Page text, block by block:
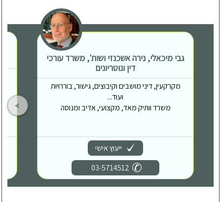
גבי מיכאלי, נירה אשכנזי ושות', משרד עורכי
דין ונוטריונים
מקרקעין, דיני מושבים וקיבוצים, גישור, בוררויות
ועוד...
משרד וותיק מאד, מקצועי, אדיב ומנוסה
ייעוץ אישי
03-5714512